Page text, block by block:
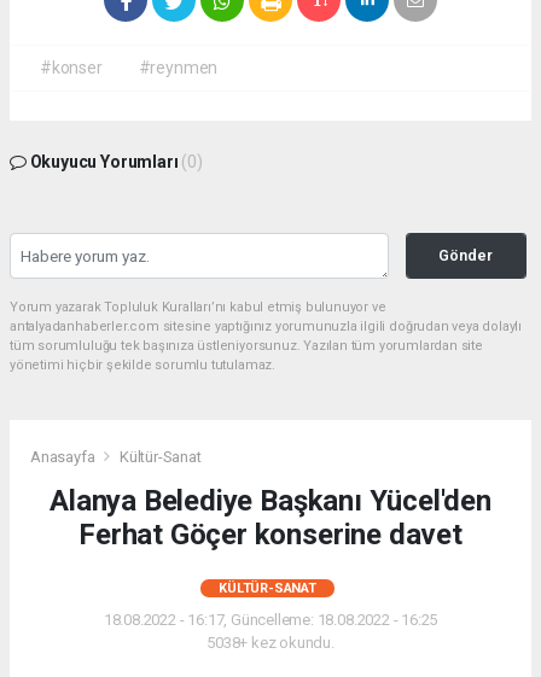
#konser #reynmen
Okuyucu Yorumları (0)
Gönder
Yorum yazarak Topluluk Kuralları’nı kabul etmiş bulunuyor ve
antalyadanhaberler.com sitesine yaptığınız yorumunuzla ilgili doğrudan veya dolaylı
tüm sorumluluğu tek başınıza üstleniyorsunuz. Yazılan tüm yorumlardan site
yönetimi hiçbir şekilde sorumlu tutulamaz.
Anasayfa Kültür-Sanat
Alanya Belediye Başkanı Yücel'den
Ferhat Göçer konserine davet
KÜLTÜR-SANAT
18.08.2022 - 16:17, Güncelleme: 18.08.2022 - 16:25
5038+ kez okundu.